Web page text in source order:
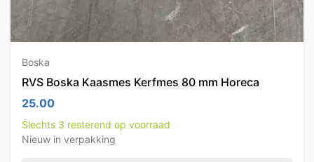
Boska
RVS Boska Kaasmes Kerfmes 80 mm Horeca
25.00
Slechts 3 resterend op voorraad
Nieuw in verpakking